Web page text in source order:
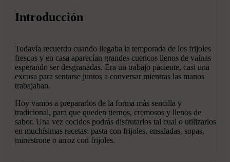
Introducción
Todavía recuerdo cuando llegaba la temporada de los frijoles
frescos y en casa aparecían grandes cuencos llenos de vainas
esperando ser desgranadas. Era un trabajo paciente, casi una
excusa para sentarse juntos a conversar mientras las manos
trabajaban.
Hoy vamos a prepararlos de la forma más sencilla y
tradicional, para que queden tiernos, cremosos y llenos de
sabor. Una vez cocidos podrás disfrutarlos tal cual o utilizarlos
en muchísimas recetas: pasta con frijoles, ensaladas, sopas,
minestrone o arroz con frijoles.